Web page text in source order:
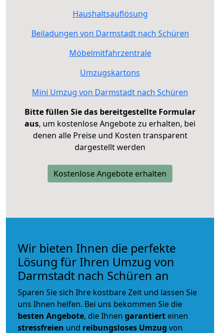
Haushaltsauflösung
Beiladungen von Darmstadt nach Schüren
Möbelmitfahrzentrale
Umzugskartons
Mini Umzug von Darmstadt nach Schüren
Bitte füllen Sie das bereitgestellte Formular
aus, um kostenlose Angebote zu erhalten, bei
denen alle Preise und Kosten transparent
dargestellt werden
Kostenlose Angebote erhalten
Wir bieten Ihnen die perfekte
Lösung für Ihren Umzug von
Darmstadt nach Schüren an
Sparen Sie sich Ihre kostbare Zeit und lassen Sie
uns Ihnen helfen. Bei uns bekommen Sie die
besten Angebote, die Ihnen garantiert einen
stressfreien und reibungsloses Umzug von